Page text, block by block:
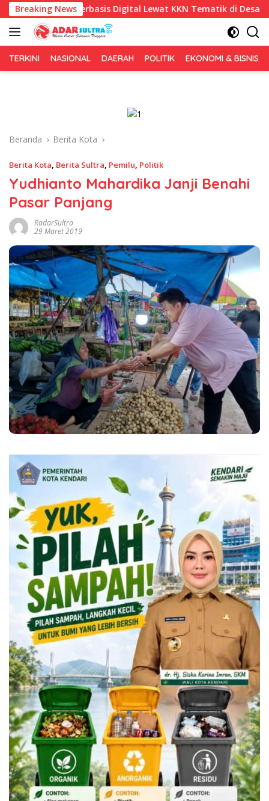
Langsung
ke
konten
Breaking News
Digital Lewat KKN Tematik di Desa Alebo
TERKINI NASIONAL DAERAH POLITIK EKONOMI & BISNIS
Beranda Berita Kota
Berita Kota, Berita Sultra, Pemilu, Politik
Yudhianto Mahardika Janji Benahi
Pasar Panjang
RadarSultra
29 Maret 2019